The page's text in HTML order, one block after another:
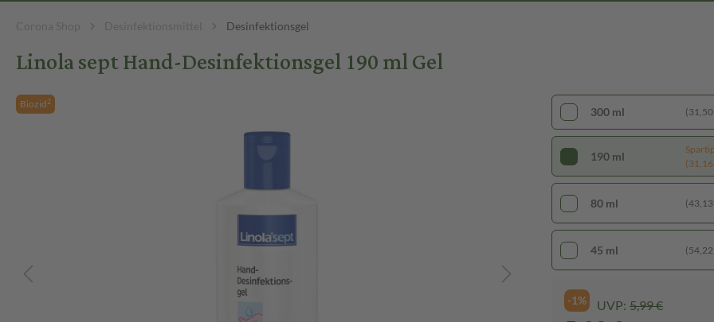
Corona Shop Desinfektionsmittel Desinfektionsgel
Linola sept Hand-Desinfektionsgel 190 ml Gel
Biozid2
300 ml (31,50
190 ml
(31,16
80 ml (43,13
45 ml (54,22
-1% UVP: 5,99 €